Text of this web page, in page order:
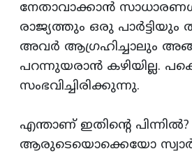
നേതാവാക്കാന്‍
രാജ്യത്തും ഒരു പാര്‍ട്ടിയും
അവര്‍ ആഗ്രഹിച്ചാലും
പറന്നുയരാന്‍ കഴിയില്ല.
സംഭവിച്ചിരിക്കുന്നു.
എന്താണ്‌ ഇതിന്റെ പിന്നില്‍?
ആരുടെയൊക്കെയോ